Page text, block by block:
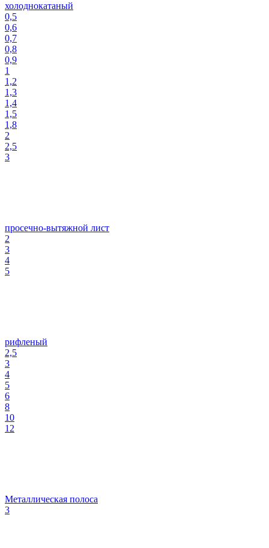
холоднокатаный
0,5
0,6
0,7
0,8
0,9
1
1,2
1,3
1,4
1,5
1,8
2
2,5
3
просечно-вытяжной лист
2
3
4
5
рифленый
2,5
3
4
5
6
8
10
12
Металлическая полоса
3